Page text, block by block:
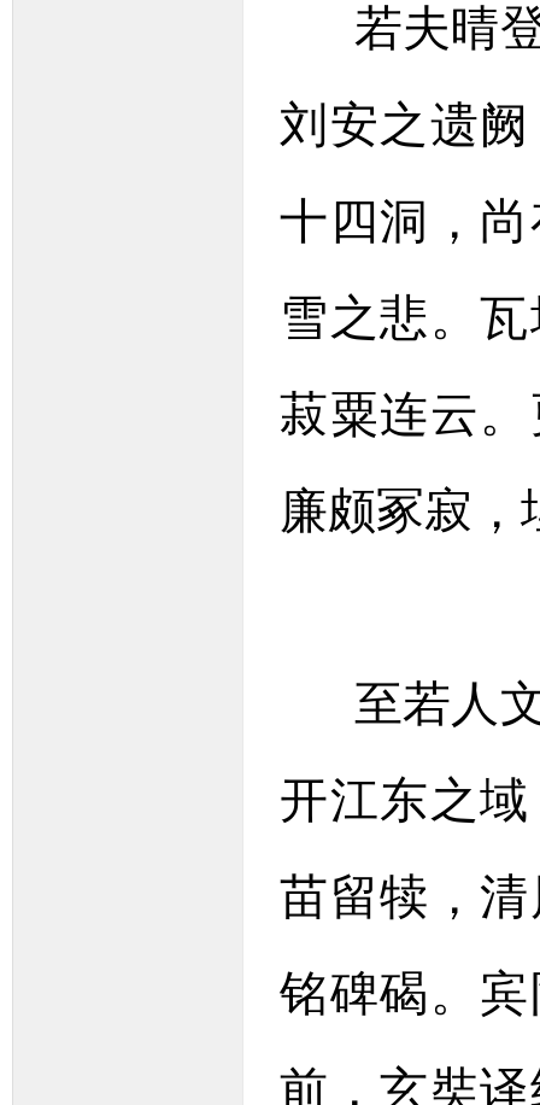
若夫晴登
刘安之遗
十四洞，
雪之悲。
菽粟连云
廉颇冢寂，
至若人文
开江东之
苗留犊，
铭碑碣。
前，玄奘